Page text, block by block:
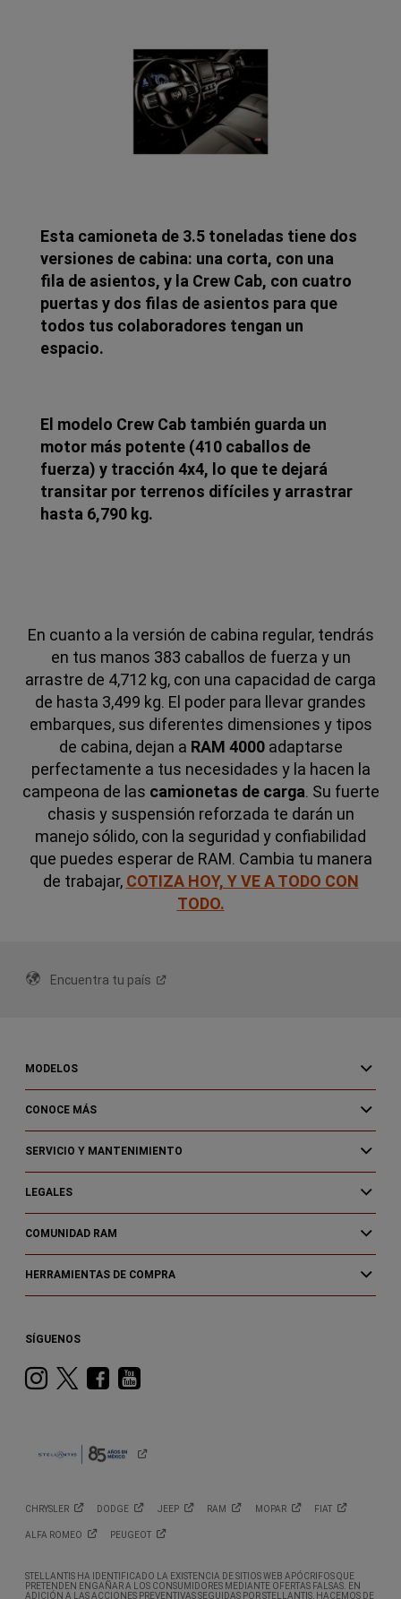
Esta camioneta de 3.5 toneladas tiene dos
versiones de cabina: una corta, con una
fila de asientos, y la Crew Cab, con cuatro
puertas y dos filas de asientos para que
todos tus colaboradores tengan un
espacio.
El modelo Crew Cab también guarda un
motor más potente (410 caballos de
fuerza) y tracción 4x4, lo que te dejará
transitar por terrenos difíciles y arrastrar
hasta 6,790 kg.
En cuanto a la versión de cabina regular, tendrás
en tus manos 383 caballos de fuerza y un
arrastre de 4,712 kg, con una capacidad de carga
de hasta 3,499 kg. El poder para llevar grandes
embarques, sus diferentes dimensiones y tipos
de cabina, dejan a RAM 4000adaptarse
perfectamente a tus necesidades y la hacen la
campeona de las camionetas de carga. Su fuerte
chasis y suspensión reforzada te darán un
manejo sólido, con la seguridad y confiabilidad
que puedes esperar de RAM. Cambia tu manera
de trabajar, COTIZA HOY, Y VE A TODO CON
TODO.
Encuentra tu país
MODELOS
CONOCE MÁS
SERVICIO Y MANTENIMIENTO
LEGALES
COMUNIDAD RAM
HERRAMIENTAS DE COMPRA
SÍGUENOS
Instagram
TwitterFacebook
Youtube
CHRYSLER DODGE JEEP RAM MOPAR FIAT
ALFA ROMEO PEUGEOT
STELLANTIS HA IDENTIFICADO LA EXISTENCIA DE SITIOS WEB APÓCRIFOS QUE
PRETENDEN ENGAÑAR A LOS CONSUMIDORES MEDIANTE OFERTAS FALSAS. EN
ADICIÓN A LAS ACCIONES PREVENTIVAS SEGUIDAS POR STELLANTIS, HACEMOS DE